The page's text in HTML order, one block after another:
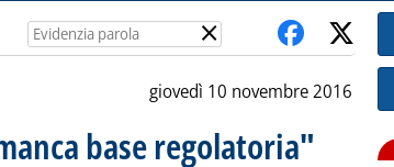
×
giovedì 10 novembre 2016
base regolatoria"